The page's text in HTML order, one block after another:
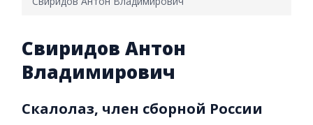
Свиридов Антон
Владимирович
Скалолаз, член сборной России